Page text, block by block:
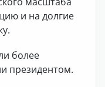
и на долгие
более
президентом.